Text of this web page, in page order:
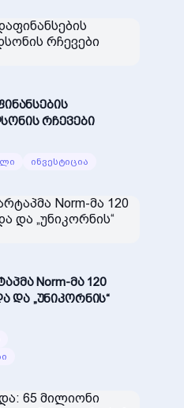
რჩევები
ინვესტიცია
Norm-მა 120
„უნიკორნის“